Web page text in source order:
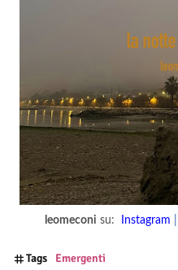
leomeconi su: Instagram
Tags Emergenti